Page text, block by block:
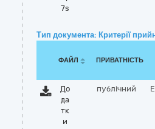
7s
Тип документа: Критерії
ФАЙЛ ПРИВАТНІСТЬ
До
да
тк
и
публічний